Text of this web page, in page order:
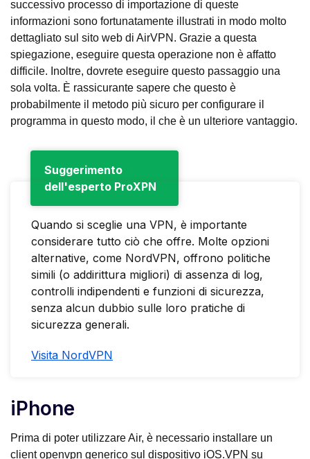
successivo processo di importazione di queste
informazioni sono fortunatamente illustrati in modo molto
dettagliato sul sito web di AirVPN. Grazie a questa
spiegazione, eseguire questa operazione non è affatto
difficile. Inoltre, dovrete eseguire questo passaggio una
sola volta. È rassicurante sapere che questo è
probabilmente il metodo più sicuro per configurare il
programma in questo modo, il che è un ulteriore vantaggio.
Suggerimento
dell'esperto ProXPN
Quando si sceglie una VPN, è importante
considerare tutto ciò che offre. Molte opzioni
alternative, come NordVPN, offrono politiche
simili (o addirittura migliori) di assenza di log,
controlli indipendenti e funzioni di sicurezza,
senza alcun dubbio sulle loro pratiche di
sicurezza generali.
Visita NordVPN
iPhone
Prima di poter utilizzare Air, è necessario installare un
client openvpn generico sul dispositivo iOS.VPN su